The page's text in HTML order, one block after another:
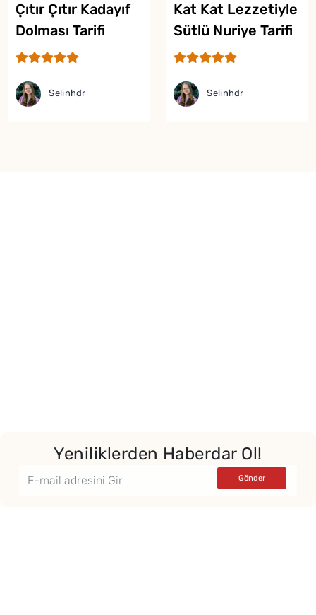
Çıtır Çıtır Kadayıf
Dolması Tarifi
Selinhdr
Kat Kat Lezzetiyle
Sütlü Nuriye Tarifi
Selinhdr
Yeniliklerden Haberdar Ol!